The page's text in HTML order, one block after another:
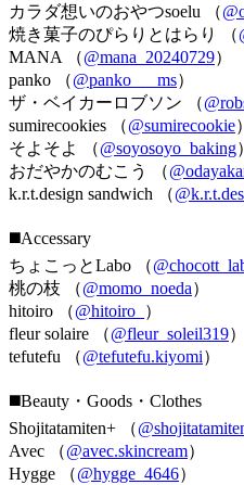
カラダ想いのおやつsoelu （
焼き菓子のぴらりとはらり （
MANA （@mana_20240729）
panko （@panko___ms）
ザ・ベイカーロブソン （
sumirecookies （@sumirecookie）
そよそよ （@soyosoyo_baking）
おだやかのむこう （
k.r.t.design sandwich （
◼️Accessary
ちょこっとLabo （
桃の枝 （@momo_noeda）
hitoiro （@hitoiro_ ）
fleur solaire （@fleur_soleil319）
tefutefu （@tefutefu.kiyomi）
◼️Beauty・Goods・Clothes
Shojitatamiten+ （
Avec （@avec.skincream）
Hygge （@hygge_4646）